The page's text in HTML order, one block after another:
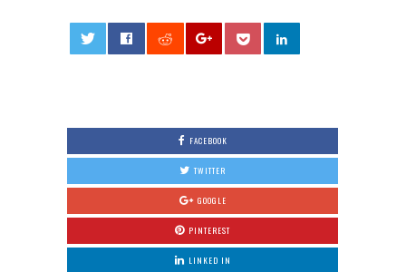
FACEBOOK
TWITTER
GOOGLE
PINTEREST
LINKED IN